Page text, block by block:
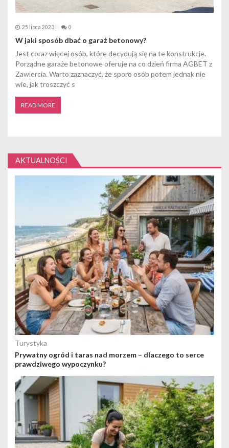
25 lipca 2023 0
W jaki sposób dbać o garaż betonowy?
Jest coraz więcej osób, które decydują się na te konstrukcje.
Porządne garaże betonowe oferuje na co dzień firma AGBET z
Zawiercia. Warto zaznaczyć, że sporo osób potem jednak nie
wie, jak troszczyć s
READ MORE
AKTUALNOŚCI
Turystyka
Prywatny ogród i taras nad morzem – dlaczego to serce
prawdziwego wypoczynku?